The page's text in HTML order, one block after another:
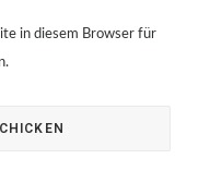
in diesem Browser für